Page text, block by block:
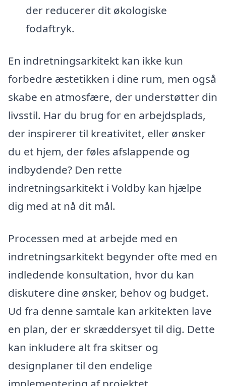
der reducerer dit økologiske
fodaftryk.
En indretningsarkitekt kan ikke kun
forbedre æstetikken i dine rum, men også
skabe en atmosfære, der understøtter din
livsstil. Har du brug for en arbejdsplads,
der inspirerer til kreativitet, eller ønsker
du et hjem, der føles afslappende og
indbydende? Den rette
indretningsarkitekt i Voldby kan hjælpe
dig med at nå dit mål.
Processen med at arbejde med en
indretningsarkitekt begynder ofte med en
indledende konsultation, hvor du kan
diskutere dine ønsker, behov og budget.
Ud fra denne samtale kan arkitekten lave
en plan, der er skræddersyet til dig. Dette
kan inkludere alt fra skitser og
designplaner til den endelige